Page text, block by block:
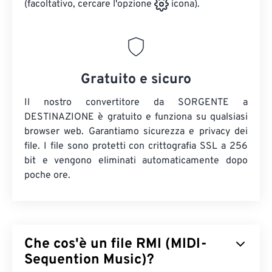
(facoltativo, cercare l'opzione icona).
Gratuito e sicuro
Il nostro convertitore da SORGENTE a
DESTINAZIONE è gratuito e funziona su qualsiasi
browser web. Garantiamo sicurezza e privacy dei
file. I file sono protetti con crittografia SSL a 256
bit e vengono eliminati automaticamente dopo
poche ore.
Che cos'è un file RMI (MIDI-
Sequention Music)?